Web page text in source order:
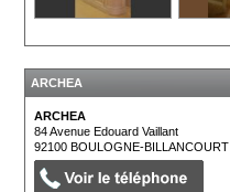
ARCHEA
ARCHEA
84 Avenue Edouard Vaillant
92100BOULOGNE-BILLANCOURT